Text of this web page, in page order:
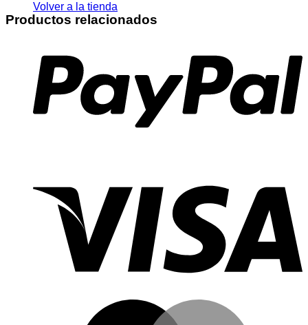
Volver a la tienda
Productos relacionados